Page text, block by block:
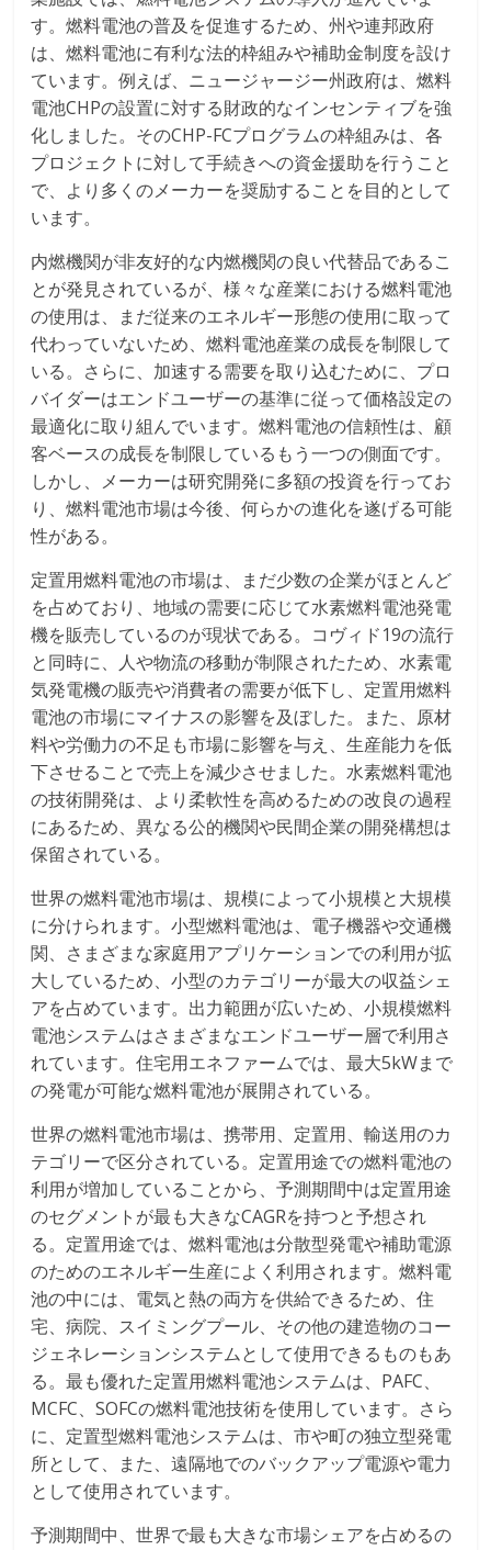
す。燃料電池の普及を促進するため、州や連邦政府
は、燃料電池に有利な法的枠組みや補助金制度を設け
ています。例えば、ニュージャージー州政府は、燃料
電池CHPの設置に対する財政的なインセンティブを強
化しました。そのCHP-FCプログラムの枠組みは、各
プロジェクトに対して手続きへの資金援助を行うこと
で、より多くのメーカーを奨励することを目的として
います。
内燃機関が非友好的な内燃機関の良い代替品であるこ
とが発見されているが、様々な産業における燃料電池
の使用は、まだ従来のエネルギー形態の使用に取って
代わっていないため、燃料電池産業の成長を制限して
いる。さらに、加速する需要を取り込むために、プロ
バイダーはエンドユーザーの基準に従って価格設定の
最適化に取り組んでいます。燃料電池の信頼性は、顧
客ベースの成長を制限しているもう一つの側面です。
しかし、メーカーは研究開発に多額の投資を行ってお
り、燃料電池市場は今後、何らかの進化を遂げる可能
性がある。
定置用燃料電池の市場は、まだ少数の企業がほとんど
を占めており、地域の需要に応じて水素燃料電池発電
機を販売しているのが現状である。コヴィド19の流行
と同時に、人や物流の移動が制限されたため、水素電
気発電機の販売や消費者の需要が低下し、定置用燃料
電池の市場にマイナスの影響を及ぼした。また、原材
料や労働力の不足も市場に影響を与え、生産能力を低
下させることで売上を減少させました。水素燃料電池
の技術開発は、より柔軟性を高めるための改良の過程
にあるため、異なる公的機関や民間企業の開発構想は
保留されている。
世界の燃料電池市場は、規模によって小規模と大規模
に分けられます。小型燃料電池は、電子機器や交通機
関、さまざまな家庭用アプリケーションでの利用が拡
大しているため、小型のカテゴリーが最大の収益シェ
アを占めています。出力範囲が広いため、小規模燃料
電池システムはさまざまなエンドユーザー層で利用さ
れています。住宅用エネファームでは、最大5kWまで
の発電が可能な燃料電池が展開されている。
世界の燃料電池市場は、携帯用、定置用、輸送用のカ
テゴリーで区分されている。定置用途での燃料電池の
利用が増加していることから、予測期間中は定置用途
のセグメントが最も大きなCAGRを持つと予想され
る。定置用途では、燃料電池は分散型発電や補助電源
のためのエネルギー生産によく利用されます。燃料電
池の中には、電気と熱の両方を供給できるため、住
宅、病院、スイミングプール、その他の建造物のコー
ジェネレーションシステムとして使用できるものもあ
る。最も優れた定置用燃料電池システムは、PAFC、
MCFC、SOFCの燃料電池技術を使用しています。さら
に、定置型燃料電池システムは、市や町の独立型発電
所として、また、遠隔地でのバックアップ電源や電力
として使用されています。
予測期間中、世界で最も大きな市場シェアを占めるの